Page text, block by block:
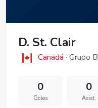
D. St. Clair
Canadá · Grupo B
0
Goles
0
Asist.